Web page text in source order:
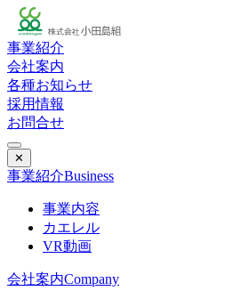
事業紹介
会社案内
各種お知らせ
採用情報
お問合せ
✕
事業紹介Business
事業内容
カエレル
VR動画
会社案内Company